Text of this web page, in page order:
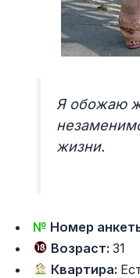
Я обожаю
жизни.
№ Номер
Возраст:31
Квартира: